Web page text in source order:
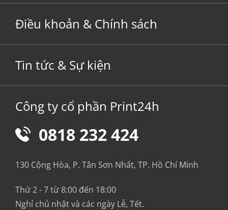
Điều khoản & Chính sách
Tin tức & Sự kiện
Công ty cổ phần Print24h
0818 232 424
130 Cộng Hòa, P. Tân Sơn Nhất, TP. Hồ Chí Minh
Thứ 2 - 7 từ 8:00 đến 18:00
Nghỉ chủ nhật và các ngày Lễ, Tết.